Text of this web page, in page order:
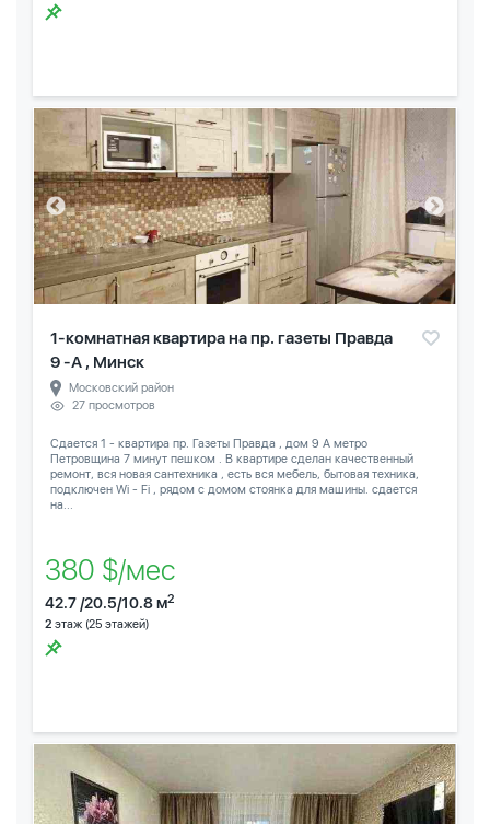
1-комнатная квартира на пр. газеты Правда
9 -А , Минск
Московский район
27 просмотров
Сдается 1 - квартира пр. Газеты Правда , дом 9 А метро
Петровщина 7 минут пешком . В квартире сделан качественный
ремонт, вся новая сантехника , есть вся мебель, бытовая техника,
подключен Wi - Fi , рядом с домом стоянка для машины. сдается
на...
380 $/мес
42.7 /20.5/10.8 м2
2 этаж (25 этажей)